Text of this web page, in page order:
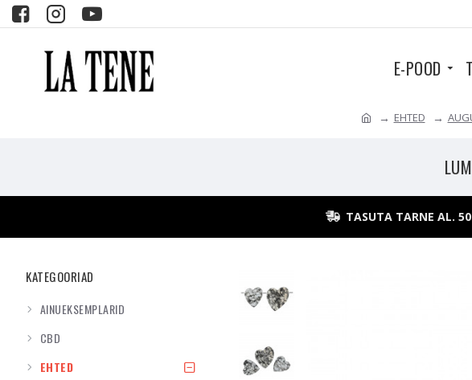
E-POOD
EHTED
TASUTA TARNE AL.
KATEGOORIAD
AINUEKSEMPLARID
CBD
EHTED